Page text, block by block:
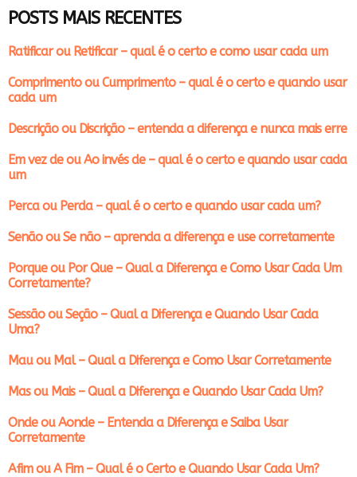
POSTS MAIS RECENTES
Ratificar ou Retificar – qual é o certo e como usar cada um
Comprimento ou Cumprimento – qual é o certo e quando usar
cada um
Descrição ou Discrição – entenda a diferença e nunca mais erre
Em vez de ou Ao invés de – qual é o certo e quando usar cada
um
Perca ou Perda – qual é o certo e quando usar cada um?
Senão ou Se não – aprenda a diferença e use corretamente
Porque ou Por Que – Qual a Diferença e Como Usar Cada Um
Corretamente?
Sessão ou Seção – Qual a Diferença e Quando Usar Cada
Uma?
Mau ou Mal – Qual a Diferença e Como Usar Corretamente
Mas ou Mais – Qual a Diferença e Quando Usar Cada Um?
Onde ou Aonde – Entenda a Diferença e Saiba Usar
Corretamente
Afim ou A Fim – Qual é o Certo e Quando Usar Cada Um?